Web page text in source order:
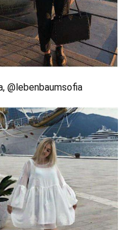
@lebenbaumsofia